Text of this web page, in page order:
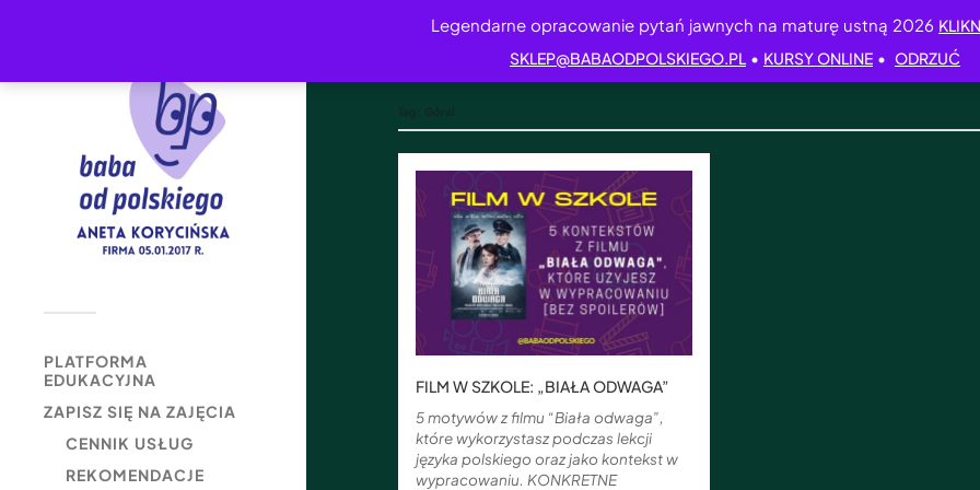
Legendarne opracowanie pytań jawnych na maturę ustną 2026
SKLEP@BABAODPOLSKIEGO.PL • KURSY ONLINE • ODRZUĆ
PLATFORMA
EDUKACYJNA
ZAPISZ SIĘ NA ZAJĘCIA
CENNIK USŁUG
REKOMENDACJE
FILM W SZKOLE: „BIAŁA ODWAGA”
5 motywów z filmu “Biała odwaga”,
które wykorzystasz podczas lekcji
języka polskiego oraz jako kontekst w
wypracowaniu. KONKRETNE